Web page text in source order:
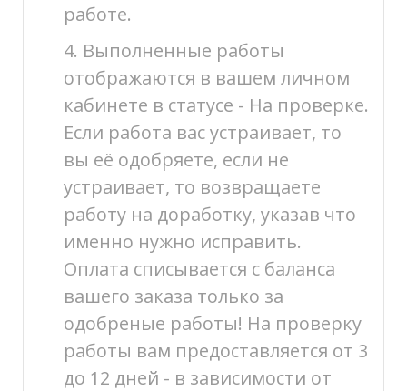
работе.
4. Выполненные работы
отображаются в вашем личном
кабинете в статусе - На проверке.
Если работа вас устраивает, то
вы её одобряете, если не
устраивает, то возвращаете
работу на доработку, указав что
именно нужно исправить.
Оплата списывается с баланса
вашего заказа только за
одобреные работы! На проверку
работы вам предоставляется от 3
до 12 дней - в зависимости от